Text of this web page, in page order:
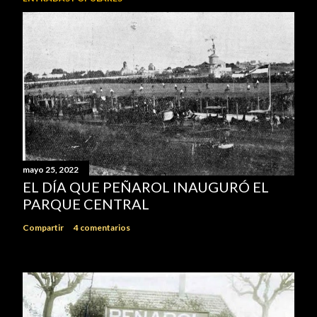
mayo 25, 2022
EL DÍA QUE PEÑAROL INAUGURÓ EL
PARQUE CENTRAL
Compartir 4 comentarios